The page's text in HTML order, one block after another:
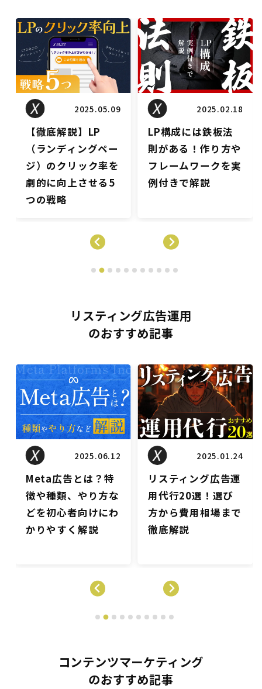
LPブログ
2025.02.18
LP構成には鉄板法
則がある！作り方や
フレームワークを実
例付きで解説
LPブログ
2023.08.25
【初心者向け】LP
のファーストビュー
を魅力的にする6つ
のポイント！デザイ
リスティング広告運用
のおすすめ記事
リスティングブログ
2025.01.24
リスティング広告運
用代行20選！選び
方から費用相場まで
徹底解説
リスティングブログ
2025.01.10
広告のA/Bテストと
は？種類や実施方
法、広告媒体ごとの
設定方法・ポイント
コンテンツマーケティング
のおすすめ記事